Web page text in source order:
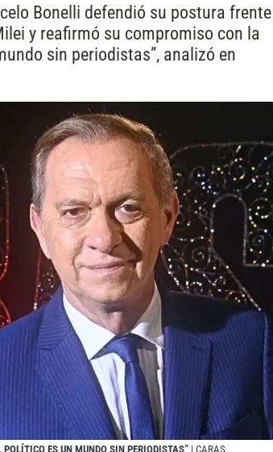
Bonelli defendió su postura frente
y reafirmó su compromiso con la
sin periodistas”, analizó en
ES UN MUNDO SIN PERIODISTAS” | CARAS